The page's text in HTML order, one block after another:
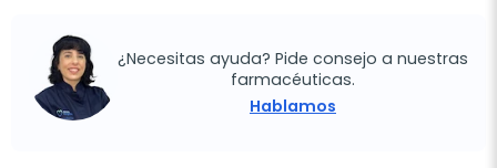
¿Necesitas ayuda? Pide consejo a nuestras
farmacéuticas.
Hablamos